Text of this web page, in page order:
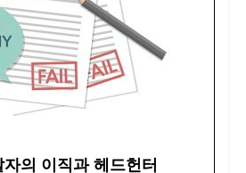
의 이직과 헤드헌터